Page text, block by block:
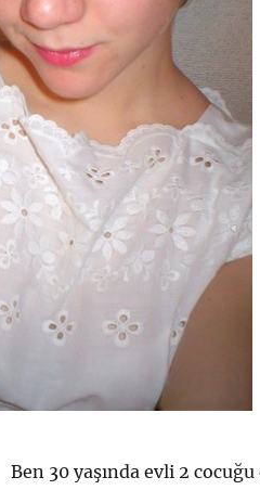
Ben 30 yaşında evli 2